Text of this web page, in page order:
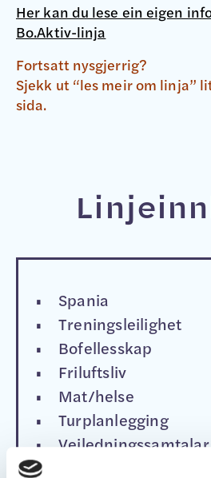
Her kan du lese ein eigen
Bo.Aktiv-linja
Fortsatt nysgjerrig?
Sjekk ut “les meir om linja”
sida.
Spania
Treningsleilighet
Bofellesskap
Friluftsliv
Mat/helse
Turplanlegging
Veiledningssamtalar